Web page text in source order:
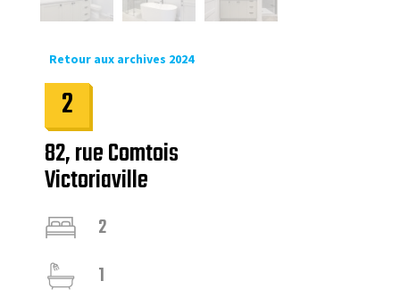
Retour aux archives 2024
2
82, rue Comtois
Victoriaville
2
1